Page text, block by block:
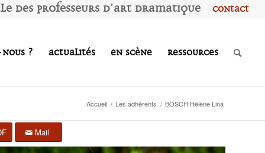
Contact
des Professeurs d'Art Dramatique
? Actualités En scène Ressources
Accueil / Les adhérents / BOSCH Hélène Lina
Mail